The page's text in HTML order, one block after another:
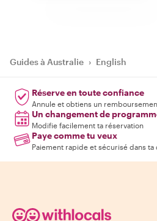
Guides à Australie › English
Réserve en toute confiance
Annule et obtiens un
Un changement de
Modifie facilement ta réservation
Paye comme tu veux
Paiement rapide et sécurisé dans ta